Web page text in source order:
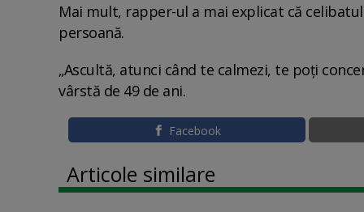
Mai mult, rapper-ul a mai explicat că
persoană.
„Ascultă, atunci când te calmezi, te poți
vârstă de 49 de ani.
Facebook
Articole similare